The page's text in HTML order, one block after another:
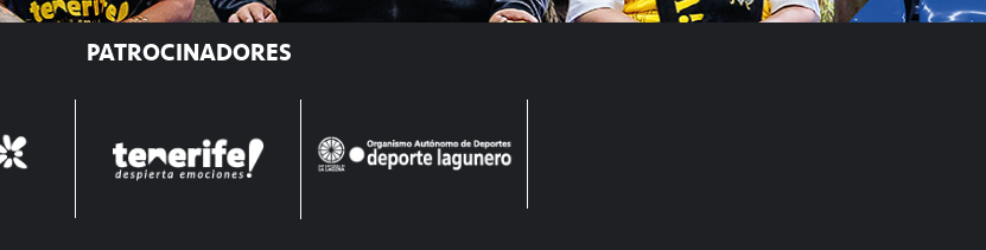
PATROCINADORES